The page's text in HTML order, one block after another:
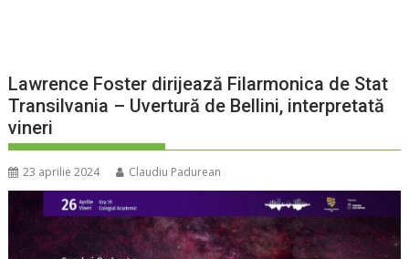
Lawrence Foster dirijează Filarmonica de Stat
Transilvania – Uvertură de Bellini, interpretată
vineri
23 aprilie 2024 Claudiu Padurean